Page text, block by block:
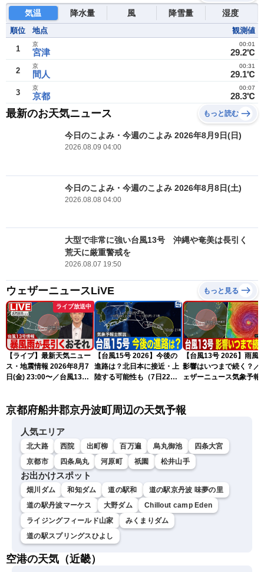
気温 降水量 風 降雪量 湿度
順位 地点 観測値
1 宮津
京
29.2℃
00:01
2 間人
京
29.1℃
00:31
3 京都
京
28.3℃
00:07
最新のお天気ニュース もっと読む
今日のこよみ・今週のこよみ 2026年8月9日(日)
2026.08.09 04:00
今日のこよみ・今週のこよみ 2026年8月8日(土)
2026.08.08 04:00
大型で非常に強い台風13号 沖縄や奄美は長引く
荒天に厳重警戒を
2026.08.07 19:50
ウェザーニュースLiVE もっと見る
ライブ放送中
【ライブ】最新天気ニュー
ス・地震情報 2026年8月7
日(金) 23:00〜／台風13号
【台風15号 2026】今後の
進路は？北日本に接近・上
陸する可能性も（7日22時
【台風13号 2026】雨風
影響はいつまで続く？／
ェザーニュース気象予報
京都府船井郡京丹波町周辺の天気予報
人気エリア
北大路 西院 出町柳 百万遍 烏丸御池
四条大宮
京都市
四条烏丸 河原町 祇園 松井山手
お出かけスポット
畑川ダム 和知ダム 道の駅和
道の駅京丹波 味夢の里
道の駅丹波マーケス
大野ダム
Chillout camp Eden
ライジングフィールド山家
みくまりダム
道の駅スプリングスひよし
空港の天気（近畿）